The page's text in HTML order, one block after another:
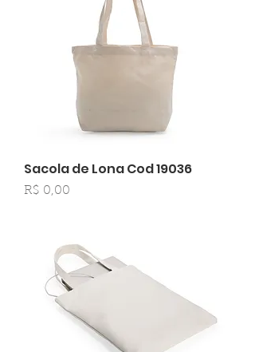
Sacola de Lona Cod 19036
Preço
R$ 0,00